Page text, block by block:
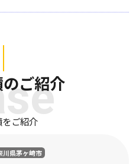
ご紹介
ご紹介
川県茅ヶ崎市